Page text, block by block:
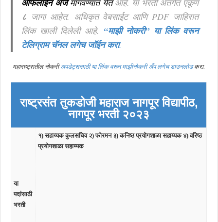
ऑफलाईन अर्ज
८ जागा आहेत. अधिकृत वेबसाईट आणि PDF जाहिरात
लिंक खाली दिलेली आहे. “माझी नोकरी” या लिंक वरून
टेलिग्राम चॅनल लगेच जॉईन करा.
महाराष्ट्रातील नोकरीअपडेट्ससाठी या लिंक वरून माझीनोकरी अँप लगेच डाउनलोडकरा.
राष्ट्रसंत तुकडोजी महाराज नागपूर विद्यापीठ,
नागपूरभरती २०२३
या
पदांसाठी
भरती
१) सहाय्यक कुलसचिव २) फोरमन ३) कनिष्ठ प्रयोगशाळा सहाय्यक ४) वरिष्ठ
प्रयोगशाळा सहाय्यक